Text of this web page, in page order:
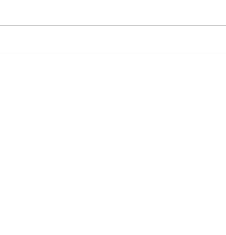
日本橋高島屋北欧展出店